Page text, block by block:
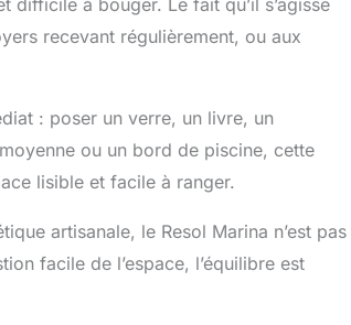
à bouger. Le fait qu’il s’agisse
recevant régulièrement, ou aux
: poser un verre, un livre, un
ou un bord de piscine, cette
lisible et facile à ranger.
artisanale, le Resol Marina n’est pas
facile de l’espace, l’équilibre est